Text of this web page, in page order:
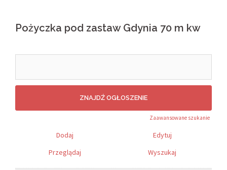
Pożyczka pod zastaw Gdynia 70 m kw
Zaawansowane szukanie
Dodaj
Edytuj
Przeglądaj
Wyszukaj